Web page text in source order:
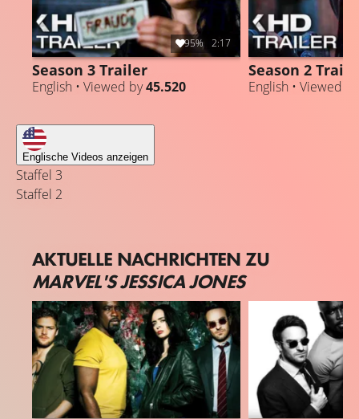
95% 2:17
Season 3 Trailer
English • Viewed by45.520
Season 2
English • Viewed
Englische Videos anzeigen
Staffel 3
Staffel 2
AKTUELLE NACHRICHTEN ZU
MARVEL'S JESSICA JONES
DAREDEVIL: BORN AGAIN DEFENDERS